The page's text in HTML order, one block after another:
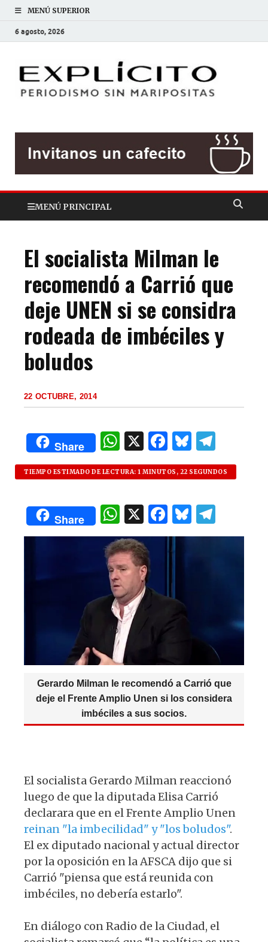
MENÚ SUPERIOR
6 agosto, 2026
MENÚ PRINCIPAL
El socialista Milman le
recomendó a Carrió que
deje UNEN si se considra
rodeada de imbéciles y
boludos
22 OCTUBRE, 2014
Share
W
h
at
s
A
p
p
X F
a
c
e
b
o
o
B
lu
es
k
y
el
e
m
TIEMPO ESTIMADO DE LECTURA: 1 MINUTOS, 22 SEGUNDOS
Share
W
h
at
s
A
p
p
X F
a
c
b
o
o
B
lu el
Gerardo Milman le recomendó a Carrió que
deje el Frente Amplio Unen si los considera
imbéciles a sus socios.
El socialista Gerardo Milman reaccionó
luego de que la diputada Elisa Carrió
declarara que en el Frente Amplio Unen
reinan "la imbecilidad" y "los boludos".
El ex diputado nacional y actual director
por la oposición en la AFSCA dijo que si
Carrió "piensa que está reunida con
imbéciles, no debería estarlo".
En diálogo con Radio de la Ciudad, el